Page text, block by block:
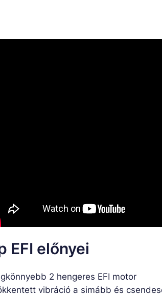
EFI előnyei
2 hengeres EFI motor
vibráció a simább és